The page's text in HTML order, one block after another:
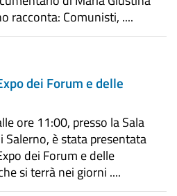
racconta: Comunisti, ....
dei Forum e delle
ore 11:00, presso la Sala
è stata presentata
dei Forum e delle
si terrà nei giorni ....